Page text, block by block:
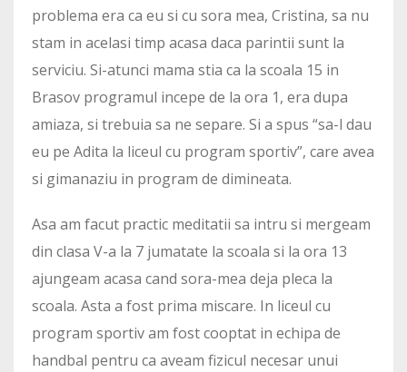
problema era ca eu si cu sora mea, Cristina, sa nu
stam in acelasi timp acasa daca parintii sunt la
serviciu. Si-atunci mama stia ca la scoala 15 in
Brasov programul incepe de la ora 1, era dupa
amiaza, si trebuia sa ne separe. Si a spus “sa-l dau
eu pe Adita la liceul cu program sportiv”, care avea
si gimanaziu in program de dimineata.
Asa am facut practic meditatii sa intru si mergeam
din clasa V-a la 7 jumatate la scoala si la ora 13
ajungeam acasa cand sora-mea deja pleca la
scoala. Asta a fost prima miscare. In liceul cu
program sportiv am fost cooptat in echipa de
handbal pentru ca aveam fizicul necesar unui